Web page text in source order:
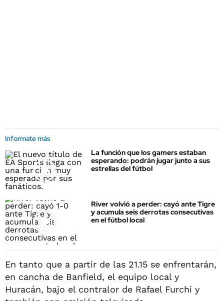
Informate más
La función que los gamers estaban
esperando: podrán jugar junto a sus
estrellas del fútbol
River volvió a perder: cayó ante Tigre
y acumula seis derrotas consecutivas
en el fútbol local
En tanto que a partir de las 21.15 se enfrentarán,
en cancha de Banfield, el equipo local y
Huracán, bajo el contralor de Rafael Furchi y